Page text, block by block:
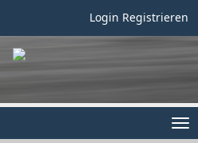
Login Registrieren